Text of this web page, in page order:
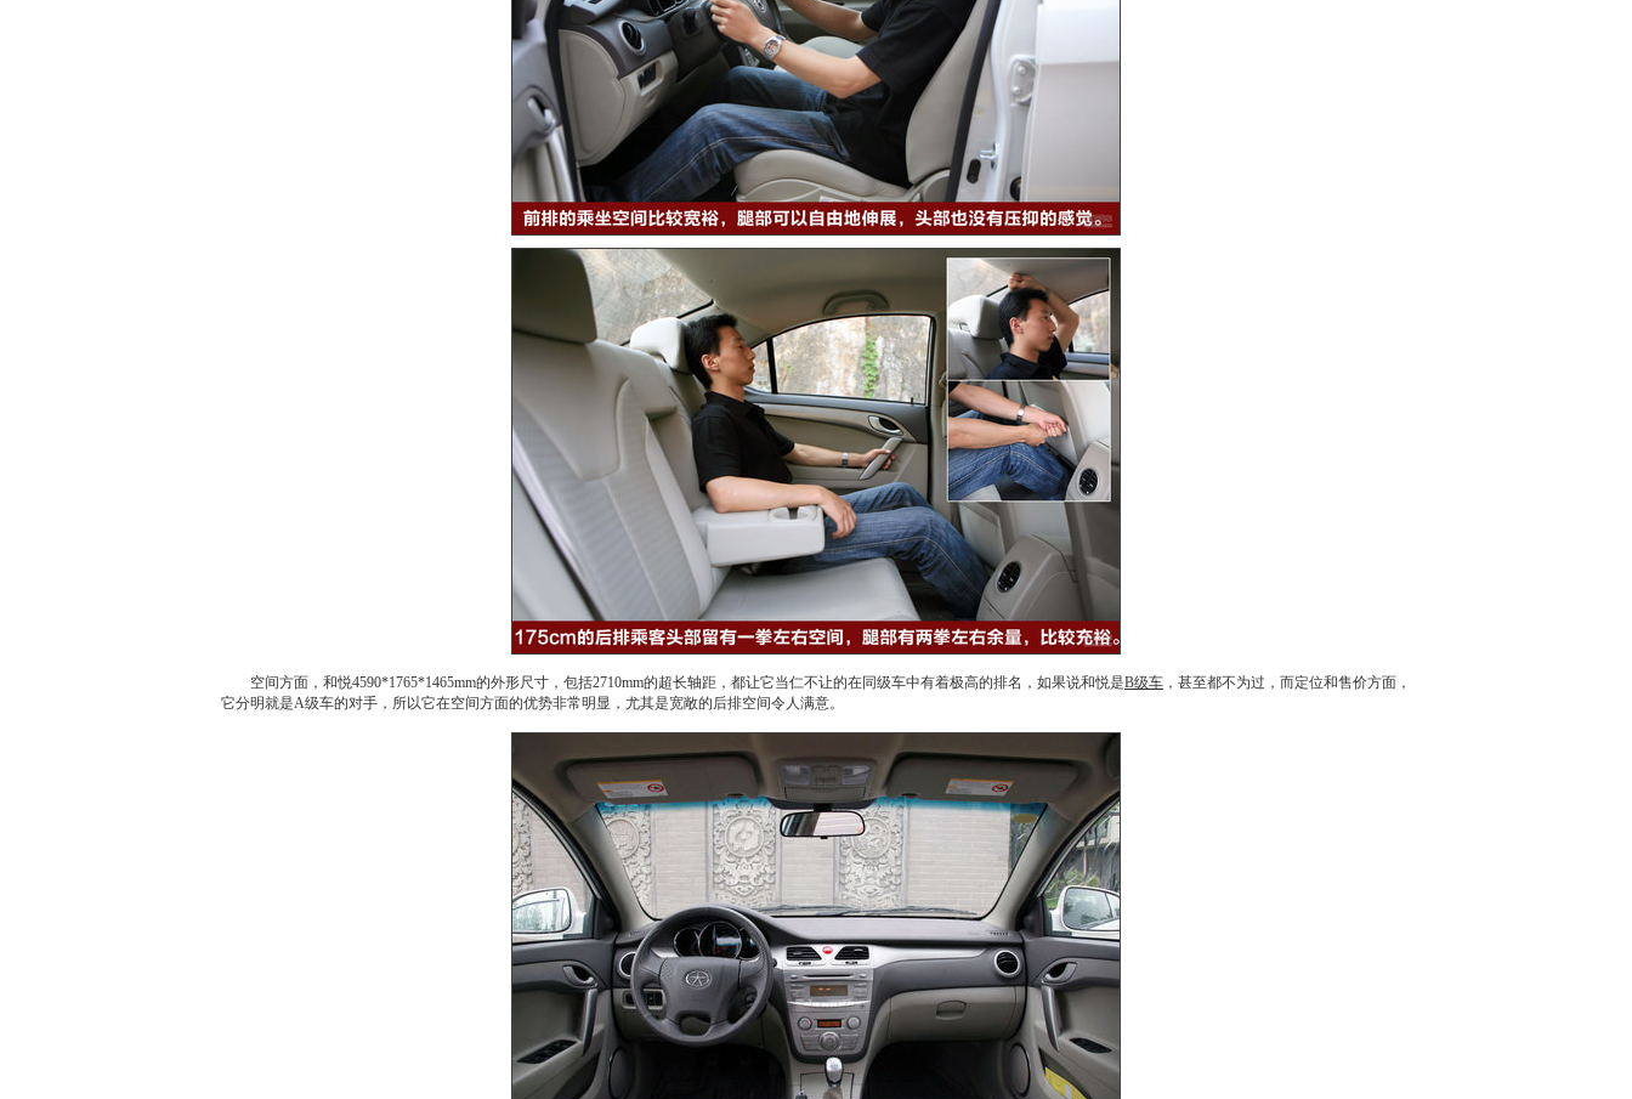
空间方面， 和悦4590*1765*1465mm的外形尺寸，包括2710mm的超长轴距，都让它当仁不让的在同级车中有着极高的排名，如果说和悦是B级车 ，甚至都不为过，而定位和售价方面，
它分明就是A级车的对手，所以它在空间方面的优势非常明显，尤其是宽敞的后排空间令人满意。